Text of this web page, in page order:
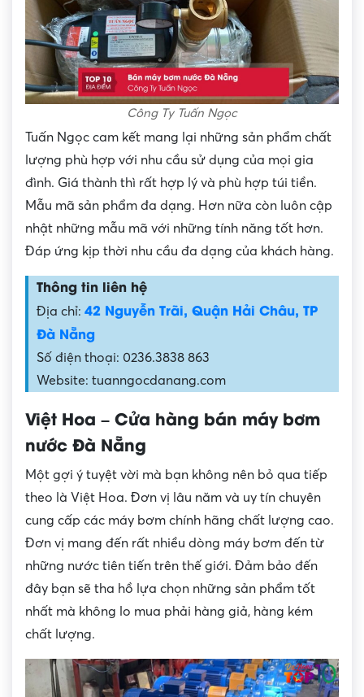
Công Ty Tuấn Ngọc
Tuấn Ngọc cam kết mang lại những sản phẩm chất
lượng phù hợp với nhu cầu sử dụng của mọi gia
đình. Giá thành thì rất hợp lý và phù hợp túi tiền.
Mẫu mã sản phẩm đa dạng. Hơn nữa còn luôn cập
nhật những mẫu mã với những tính năng tốt hơn.
Đáp ứng kịp thời nhu cầu đa dạng của khách hàng.
Thông tin liên hệ
Địa chỉ: 42 Nguyễn Trãi, Quận Hải Châu, TP
Đà Nẵng
Số điện thoại: 0236.3838 863
Website: tuanngocdanang.com
Việt Hoa – Cửa hàng bán máy bơm
nước Đà Nẵng
Một gợi ý tuyệt vời mà bạn không nên bỏ qua tiếp
theo là Việt Hoa. Đơn vị lâu năm và uy tín chuyên
cung cấp các máy bơm chính hãng chất lượng cao.
Đơn vị mang đến rất nhiều dòng máy bơm đến từ
những nước tiên tiến trên thế giới. Đảm bảo đến
đây bạn sẽ tha hồ lựa chọn những sản phẩm tốt
nhất mà không lo mua phải hàng giả, hàng kém
chất lượng.